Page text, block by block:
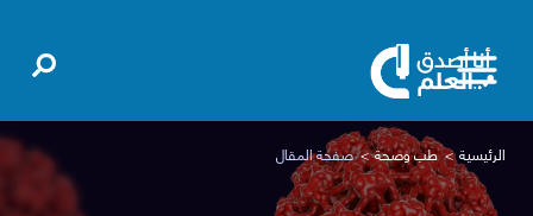
الرئيسية طب وصحة صفحة المقال